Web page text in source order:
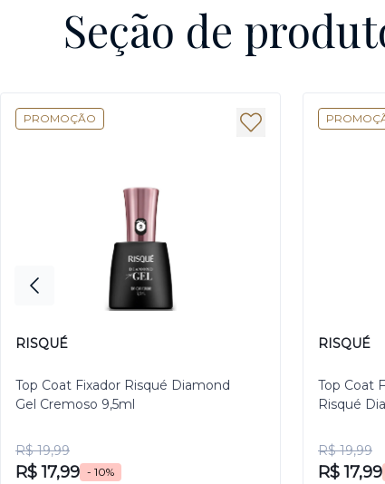
Seção de
PROMOÇÃO
RISQUÉ
Top Coat Fixador Risqué Diamond
Gel Cremoso 9,5ml
R$ 19,99
R$ 17,99 - 10%
RISQUÉ
Top Coat
Risqué
R$ 19,99
R$ 17,99